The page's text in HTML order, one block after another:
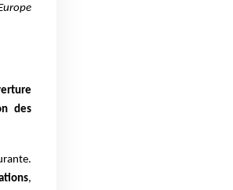
des
,